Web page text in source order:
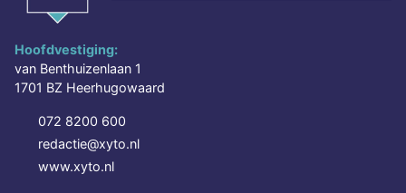
Hoofdvestiging:
van Benthuizenlaan 1
1701 BZ Heerhugowaard
072 8200 600
redactie@xyto.nl
www.xyto.nl